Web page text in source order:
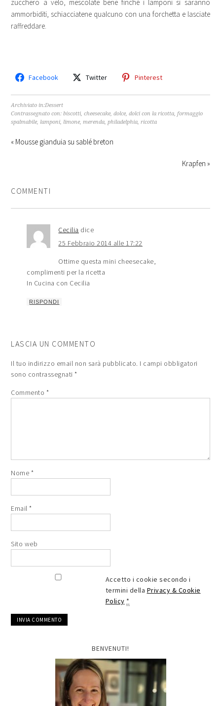
zucchero a velo, mescolate bene finché i lamponi si saranno
ammorbiditi, schiacciatene qualcuno con una forchetta e lasciate
raffreddare.
Facebook Twitter Pinterest
Archiviato in:Dessert
Contrassegnato con:biscotti,cheesecake,dolce,dolci con la ricotta,formaggio
spalmabile, lamponi, limone,merenda,philadelphia,ricotta
« Mousse gianduia su sablé breton
Krapfen »
COMMENTI
Cecilia dice
25 Febbraio 2014 alle 17:22
Ottime questa mini cheesecake,
complimenti per la ricetta
In Cucina con Cecilia
RISPONDI
LASCIA UN COMMENTO
Il tuo indirizzo email non sarà pubblicato. I campi obbligatori
sono contrassegnati*
Commento *
Nome *
Email*
Sito web
Accetto i cookie secondo i
termini della Privacy & Cookie
Policy *
BENVENUTI!